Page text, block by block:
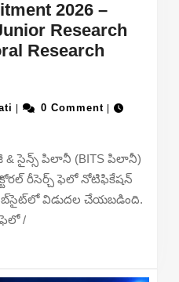
2026 –
Research
Research
Undati
| 0 Comment |
& సైన్స్ పిలానీ (BITS పిలానీ)
రీసెర్చ్ ఫెలో నోటిఫికేషన్
విడుదల చేయబడింది.
/